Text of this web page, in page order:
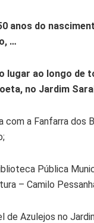
anos do
…
lugar ao longo de
no Jardim
a Fanfarra dos
Pública
– Camilo
Azulejos no